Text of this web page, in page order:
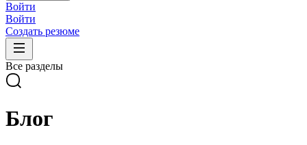
Войти
Войти
Создать резюме
Все разделы
Блог